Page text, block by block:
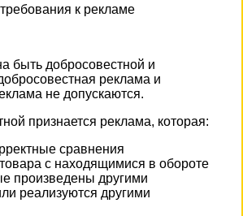
к рекламе
быть добросовестной и
реклама и
не допускаются.
признается реклама, которая:
сравнения
с находящимися в обороте
произведены другими
реализуются другими